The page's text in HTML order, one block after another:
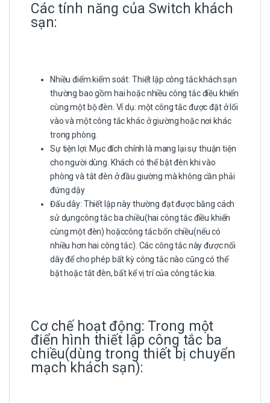
Các tính năng của Switch khách
sạn:
Nhiều điểm kiểm soát: Thiết lập công tắc khách sạn
thường bao gồm hai hoặc nhiều công tắc điều khiển
cùng một bộ đèn. Ví dụ: một công tắc được đặt ở lối
vào và một công tắc khác ở giường hoặc nơi khác
trong phòng.
Sự tiện lợi: Mục đích chính là mang lại sự thuận tiện
cho người dùng. Khách có thể bật đèn khi vào
phòng và tắt đèn ở đầu giường mà không cần phải
đứng dậy
Đấu dây: Thiết lập này thường đạt được bằng cách
sử dụngcông tắc ba chiều(hai công tắc điều khiển
cùng một đèn) hoặccông tắc bốn chiều(nếu có
nhiều hơn hai công tắc). Các công tắc này được nối
dây để cho phép bất kỳ công tắc nào cũng có thể
bật hoặc tắt đèn, bất kể vị trí của công tắc kia.
Cơ chế hoạt động: Trong một
điển hình thiết lập công tắc ba
chiều(dùng trong thiết bị chuyển
mạch khách sạn):